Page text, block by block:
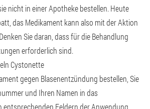
nicht in einer Apotheke bestellen. Heute
das Medikament kann also mit der Aktion
Sie daran, dass für die Behandlung
erforderlich sind.
Cystonette
gegen Blasenentzündung bestellen, Sie
und Ihren Namen in das
entsprechenden Feldern der Anwendung